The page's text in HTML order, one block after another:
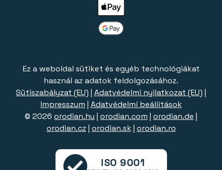
Ez a weboldal sütiket és egyéb technológiákat
használ az adatok feldolgozásához.
Sütiszabályzat (EU) | Adatvédelmi nyilatkozat (EU) |
Impresszum | Adatvédelmi beállítások
© 2026 orodian.hu | orodian.com | orodian.de |
orodian.cz| orodian.sk| orodian.ro
ISO 9001